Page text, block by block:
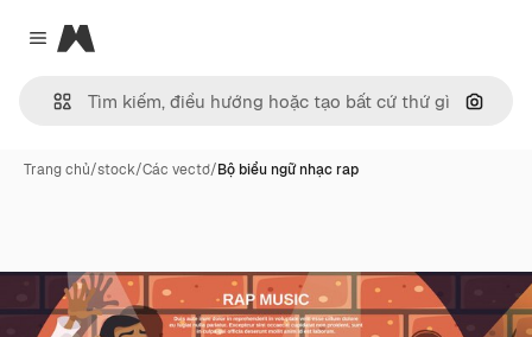
Close menu
Magnific
Tìm
Trang chủ/stock/Các vectơ/Bộ biểu ngữ nhạc rap